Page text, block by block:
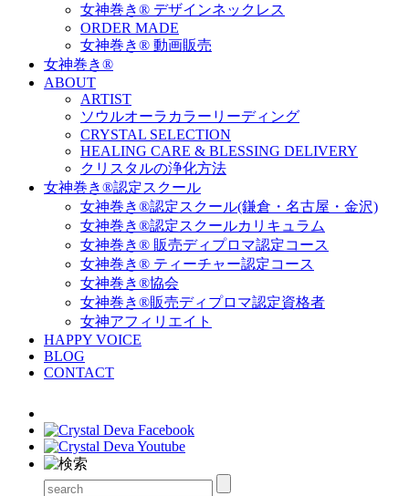
女神巻き® デザインネックレス
ORDER MADE
女神巻き® 動画販売
女神巻き®
ABOUT
ARTIST
ソウルオーラカラーリーディング
CRYSTAL SELECTION
HEALING CARE & BLESSING DELIVERY
クリスタルの浄化方法
女神巻き®認定スクール
女神巻き®認定スクール(鎌倉・名古屋・金沢)
女神巻き®認定スクールカリキュラム
女神巻き® 販売ディプロマ認定コース
女神巻き® ティーチャー認定コース
女神巻き®協会
女神巻き®販売ディプロマ認定資格者
女神アフィリエイト
HAPPY VOICE
BLOG
CONTACT